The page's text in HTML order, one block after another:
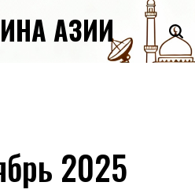
АЗИИ
2025